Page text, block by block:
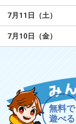
7月11日（土）
7月10日（金）
無料で
遊べる